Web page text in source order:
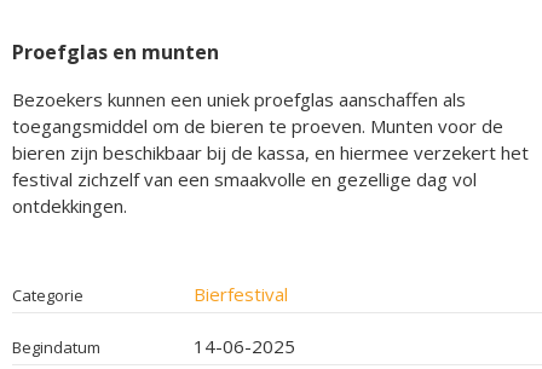
Proefglas en munten
Bezoekers kunnen een uniek proefglas aanschaffen als
toegangsmiddel om de bieren te proeven. Munten voor de
bieren zijn beschikbaar bij de kassa, en hiermee verzekert het
festival zichzelf van een smaakvolle en gezellige dag vol
ontdekkingen.
Categorie Bierfestival
Begindatum 14-06-2025